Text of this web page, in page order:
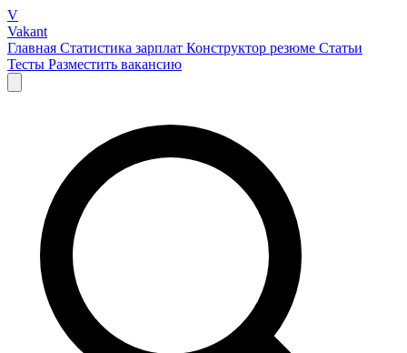
V
Vakant
Главная Статистика зарплат Конструктор резюме Статьи
Тесты Разместить вакансию